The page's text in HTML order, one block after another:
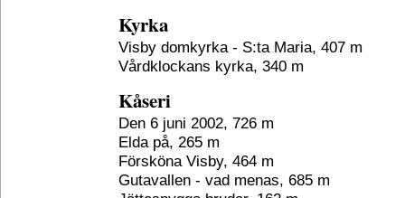
Kyrka
Visby domkyrka - S:ta Maria, 407 m
Vårdklockans kyrka, 340 m
Kåseri
Den 6 juni 2002, 726 m
Elda på, 265 m
Försköna Visby, 464 m
Gutavallen - vad menas, 685 m